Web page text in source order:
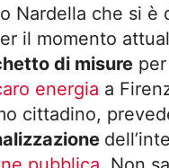
Nardella che si è
il momento
di misure per
energia a
cittadino,